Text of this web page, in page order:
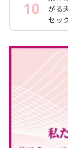
10
がる
セッ